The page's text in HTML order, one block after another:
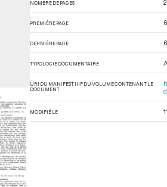
NOMBRE DE PAGES 2
PREMIÈRE PAGE
DERNIÈRE PAGE
TYPOLOGIE DOCUMENTAIRE
URI DU MANIFEST IIIF DU VOLUME CONTENANT LE
DOCUMENT
MODIFIÉ LE